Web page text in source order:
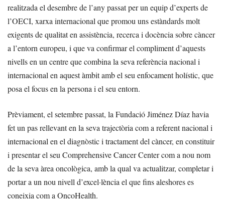
realitzada el desembre de l’any passat per un equip d’experts de
l’OECI, xarxa internacional que promou uns estàndards molt
exigents de qualitat en assistència, recerca i docència sobre càncer
a l’entorn europeu, i que va confirmar el compliment d’aquests
nivells en un centre que combina la seva referència nacional i
internacional en aquest àmbit amb el seu enfocament holístic, que
posa el focus en la persona i el seu entorn.
Prèviament, el setembre passat, la Fundació Jiménez Díaz havia
fet un pas rellevant en la seva trajectòria com a referent nacional i
internacional en el diagnòstic i tractament del càncer, en constituir
i presentar el seu Comprehensive Cancer Center com a nou nom
de la seva àrea oncològica, amb la qual va actualitzar, completar i
portar a un nou nivell d’excel·lència el que fins aleshores es
coneixia com a OncoHealth.